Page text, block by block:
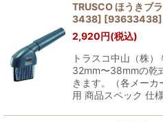
TRUSCO ほうきブ
3438] [93633438]
2,920円(税込)
トラスコ中山（株
32mm〜38mmの乾
きます。（各メー
用 商品スペック 仕